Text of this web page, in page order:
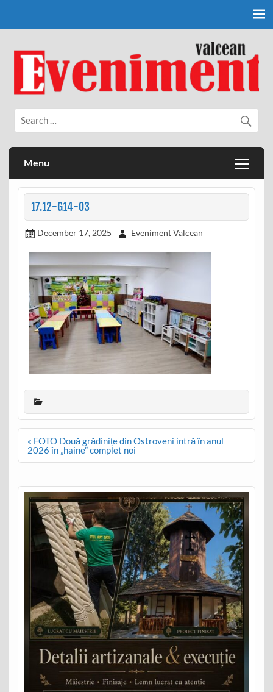
Eveniment Valcean
Menu
17.12-G14-03
December 17, 2025 Eveniment Valcean
Post
navigation
« FOTO Două grădinițe din Ostroveni intră în anul
2026 în „haine” complet noi